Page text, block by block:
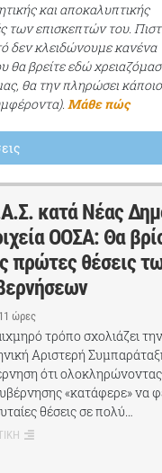
και αποκαλυπτικής
των επισκεπτών του.
δεν κλειδώνουμε κανένα
θα βρείτε εδώ
θα την πληρώσει
Μάθε πώς
κατά Νέας
ΟΟΣΑ: Θα
πρώτες θέσεις
ώρες
τρόπο σχολιάζει
Αριστερή
ότι
«κατάφερε» να
θέσεις σε πολύ…